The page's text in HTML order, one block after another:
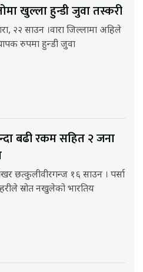
खुल्ला हुन्डी जुवा तस्करी
२२ साउन ।वारा जिल्लामा अहिले
रुपमा हुन्डी जुवा
बढी रकम सहित २ जना
छत्कुलीवीरगन्ज १६ साउन । पर्सा
स्रोत नखुलेको भारतिय